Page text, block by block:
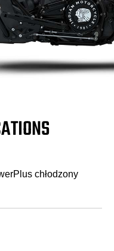
chłodzony